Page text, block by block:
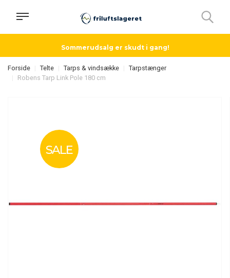
Sommerudsalg er skudt i gang!
Forside Telte Tarps & vindsække
Tarpstænger
Robens Tarp Link Pole 180 cm
SALE